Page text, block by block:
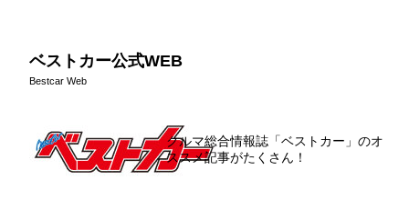
ベストカー公式WEB
Bestcar Web
クルマ総合情報誌「ベストカー」のオ
ススメ記事がたくさん！